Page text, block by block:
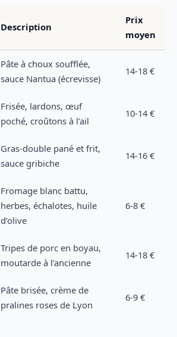
Description
Prix
moyen
Pâte à choux soufflée,
sauce Nantua (écrevisse)
14-18 €
Frisée, lardons, œuf
poché, croûtons à l’ail
10-14 €
Gras-double pané et frit,
sauce gribiche
14-16 €
Fromage blanc battu,
herbes, échalotes, huile
d’olive
6-8 €
Tripes de porc en boyau,
moutarde à l’ancienne
14-18 €
Pâte brisée, crème de
pralines roses de Lyon
6-9 €